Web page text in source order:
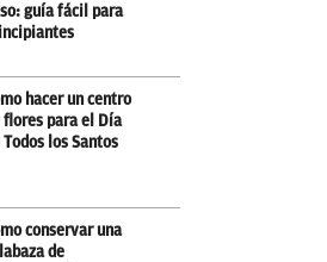
guía fácil para
hacer un centro
flores para el Día
Todos los Santos
conservar una
de